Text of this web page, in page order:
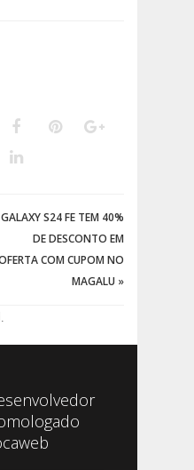
GALAXY S24 FE TEM 40%
DE DESCONTO EM
COM CUPOM NO
MAGALU »